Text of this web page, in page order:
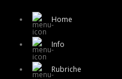
Home
Info
Rubriche